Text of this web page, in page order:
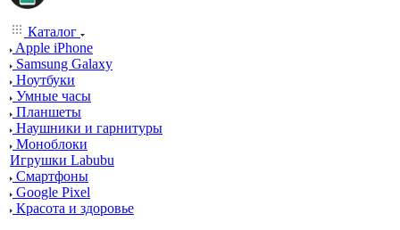
Каталог
Apple iPhone
Samsung Galaxy
Ноутбуки
Умные часы
Планшеты
Наушники и гарнитуры
Моноблоки
Игрушки Labubu
Смартфоны
Google Pixel
Красота и здоровье